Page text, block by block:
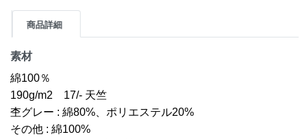
商品詳細
素材
綿100％
190g/m2 17/- 天竺
杢グレー : 綿80%、ポリエステル20%
その他 : 綿100%